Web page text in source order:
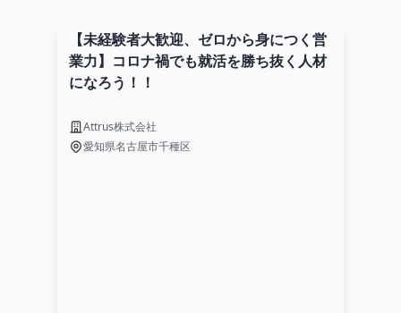
【未経験者大歓迎、ゼロから身につく営
業力】コロナ禍でも就活を勝ち抜く人材
になろう！！
Attrus株式会社
愛知県名古屋市千種区